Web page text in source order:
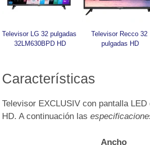
Televisor LG 32 pulgadas
32LM630BPD HD
Televisor Recco 32
pulgadas HD
Características
Televisor EXCLUSIV con pantalla LED
HD. A continuación las
Ancho